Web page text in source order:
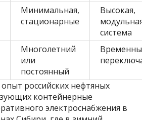
Минимальная,
стационарные
Высокая,
система
Многолетний
или
постоянный
российских нефтяных
контейнерные
электроснабжения в